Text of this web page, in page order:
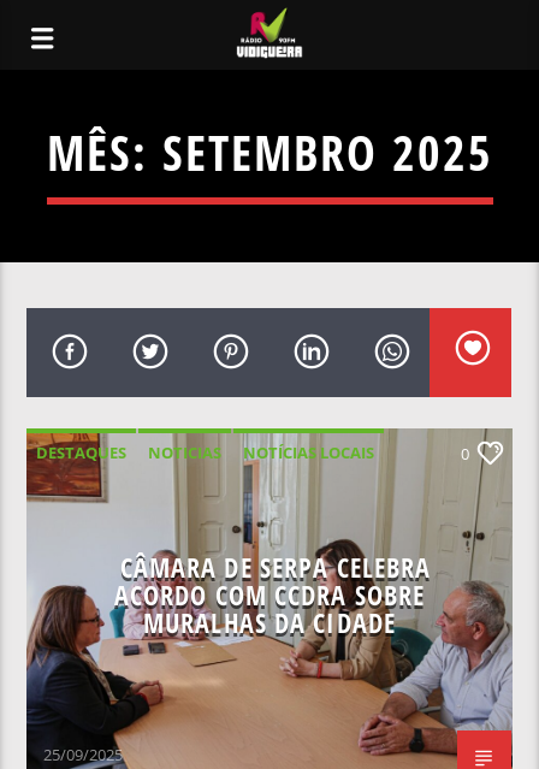
MÊS: SETEMBRO 2025
DESTAQUES NOTICIAS
NOTÍCIAS LOCAIS
NOTÍCIAS NACIONAIS
0
CÂMARA DE SERPA CELEBRA
ACORDO COM CCDRA SOBRE
MURALHAS DA CIDADE
25/09/2025